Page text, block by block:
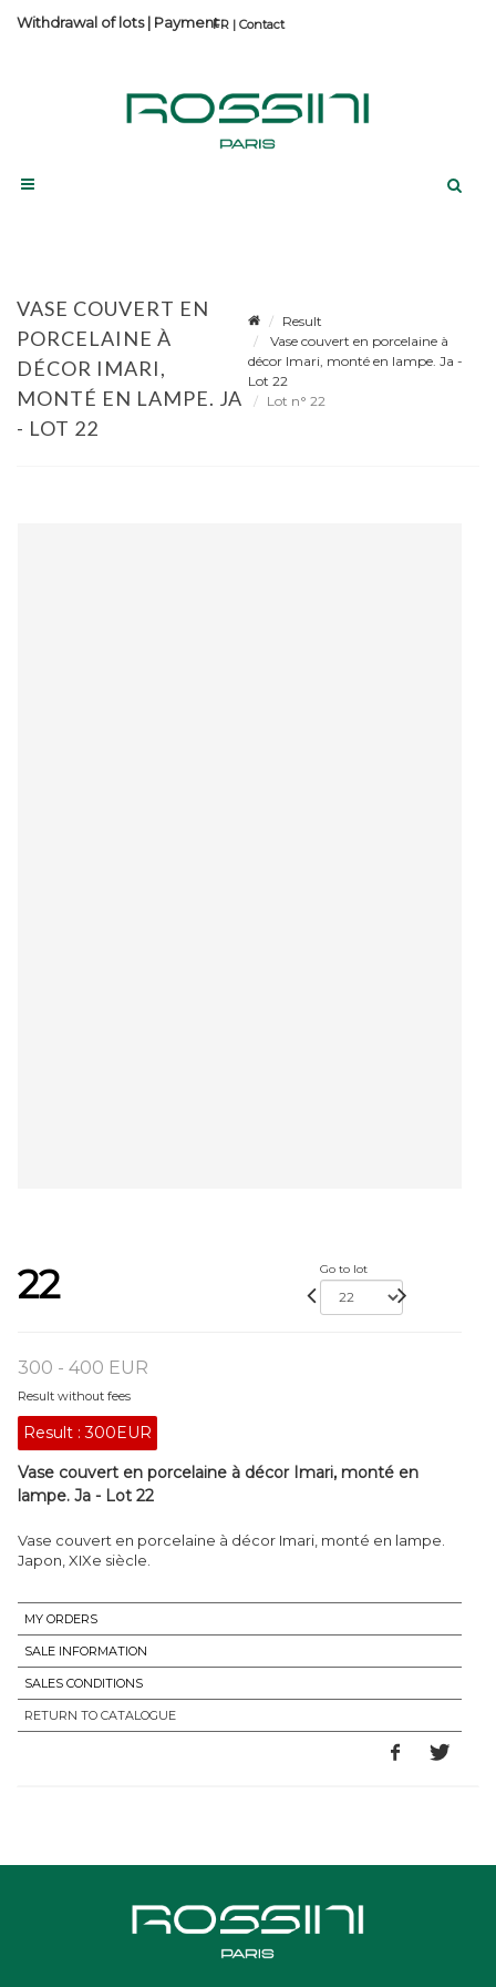
Contact
Withdrawal of lots| Payment
VASE COUVERT EN
PORCELAINE À
DÉCOR IMARI,
MONTÉ EN LAMPE. JA
- LOT 22
Result
Vase couvert en porcelaine à
décor Imari, monté en lampe. Ja -
Lot 22
Lot n° 22
22 Go to lot
300 - 400 EUR
Result without fees
Result :300EUR
Vase couvert en porcelaine à décor Imari, monté en
lampe. Ja - Lot 22
Vase couvert en porcelaine à décor Imari, monté en lampe.
Japon, XIXe siècle.
MY ORDERS
SALE INFORMATION
SALES CONDITIONS
RETURN TO CATALOGUE